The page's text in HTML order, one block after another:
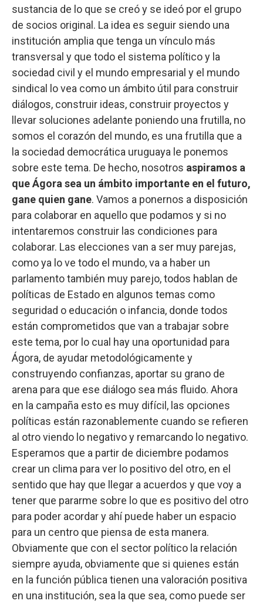
sustancia de lo que se creó y se ideó por el grupo
de socios original. La idea es seguir siendo una
institución amplia que tenga un vínculo más
transversal y que todo el sistema político y la
sociedad civil y el mundo empresarial y el mundo
sindical lo vea como un ámbito útil para construir
diálogos, construir ideas, construir proyectos y
llevar soluciones adelante poniendo una frutilla, no
somos el corazón del mundo, es una frutilla que a
la sociedad democrática uruguaya le ponemos
sobre este tema. De hecho, nosotros aspiramos a
que Ágora sea un ámbito importante en el futuro,
gane quien gane. Vamos a ponernos a disposición
para colaborar en aquello que podamos y si no
intentaremos construir las condiciones para
colaborar. Las elecciones van a ser muy parejas,
como ya lo ve todo el mundo, va a haber un
parlamento también muy parejo, todos hablan de
políticas de Estado en algunos temas como
seguridad o educación o infancia, donde todos
están comprometidos que van a trabajar sobre
este tema, por lo cual hay una oportunidad para
Ágora, de ayudar metodológicamente y
construyendo confianzas, aportar su grano de
arena para que ese diálogo sea más fluido. Ahora
en la campaña esto es muy difícil, las opciones
políticas están razonablemente cuando se refieren
al otro viendo lo negativo y remarcando lo negativo.
Esperamos que a partir de diciembre podamos
crear un clima para ver lo positivo del otro, en el
sentido que hay que llegar a acuerdos y que voy a
tener que pararme sobre lo que es positivo del otro
para poder acordar y ahí puede haber un espacio
para un centro que piensa de esta manera.
Obviamente que con el sector político la relación
siempre ayuda, obviamente que si quienes están
en la función pública tienen una valoración positiva
en una institución, sea la que sea, como puede ser